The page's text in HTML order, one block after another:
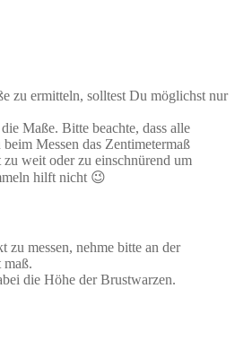
zu ermitteln, solltest Du möglichst nur
Maße. Bitte beachte, dass alle
Messen das Zentimetermaß
weit oder zu einschnürend um
hilft nicht 😉
messen, nehme bitte an der
maß.
die Höhe der Brustwarzen.